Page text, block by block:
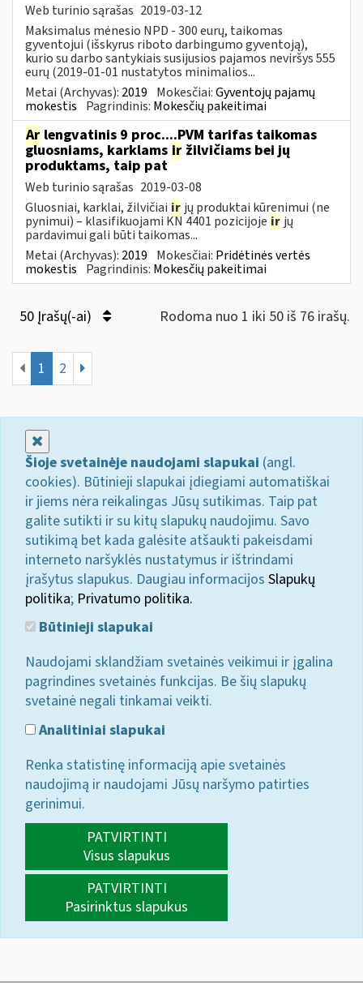
Web turinio sąrašas 2019-03-12
Maksimalus mėnesio NPD - 300 eurų, taikomas
gyventojui (išskyrus riboto darbingumo gyventoją),
kurio su darbo santykiais susijusios pajamos neviršys 555
eurų (2019-01-01 nustatytos minimalios...
Metai (Archyvas): 2019 Mokesčiai:Gyventojų pajamų
mokestis Pagrindinis: Mokesčių pakeitimai
Ar lengvatinis 9 proc....PVM tarifas taikomas
gluosniams, karklams ir žilvičiams bei jų
produktams, taip pat
Web turinio sąrašas 2019-03-08
Gluosniai, karklai, žilvičiai ir jų produktai kūrenimui (ne
pynimui) – klasifikuojami KN 4401 pozicijoje ir jų
pardavimui gali būti taikomas...
Metai (Archyvas): 2019 Mokesčiai: Pridėtinės vertės
mokestis Pagrindinis: Mokesčių pakeitimai
50 Įrašų(-ai) Rodoma nuo 1 iki 50 iš 76 irašų.
1 2
Šioje svetainėje naudojami slapukai (angl.
cookies). Būtinieji slapukai įdiegiami automatiškai
ir jiems nėra reikalingas Jūsų sutikimas. Taip pat
galite sutikti ir su kitų slapukų naudojimu. Savo
sutikimą bet kada galėsite atšaukti pakeisdami
interneto naršyklės nustatymus ir ištrindami
įrašytus slapukus. Daugiau informacijos Slapukų
politika; Privatumo politika.
Būtinieji slapukai
Naudojami sklandžiam svetainės veikimui ir įgalina
pagrindines svetainės funkcijas. Be šių slapukų
svetainė negali tinkamai veikti.
Analitiniai slapukai
Renka statistinę informaciją apie svetainės
naudojimą ir naudojami Jūsų naršymo patirties
gerinimui.
PATVIRTINTI
Visus slapukus
PATVIRTINTI
Pasirinktus slapukus